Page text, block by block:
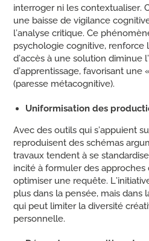
interroger ni les contextualiser.
une baisse de vigilance
l’analyse critique. Ce
psychologie cognitive, renforce
d’accès à une solution diminue
d’apprentissage, favorisant une
(paresse métacognitive).
Uniformisation des
Avec des outils qui s’appuient
reproduisent des schémas
travaux tendent à se
incité à formuler des approches
optimiser une requête.
plus dans la pensée, mais dans
qui peut limiter la diversité
personnelle.